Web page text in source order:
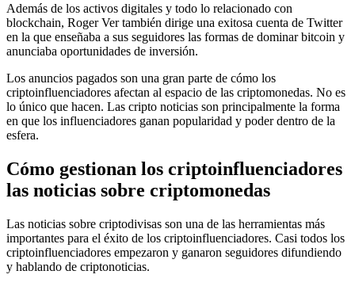
Además de los activos digitales y todo lo relacionado con
blockchain, Roger Ver también dirige una exitosa cuenta de Twitter
en la que enseñaba a sus seguidores las formas de dominar bitcoin y
anunciaba oportunidades de inversión.
Los anuncios pagados son una gran parte de cómo los
criptoinfluenciadores afectan al espacio de las criptomonedas. No es
lo único que hacen. Las cripto noticias son principalmente la forma
en que los influenciadores ganan popularidad y poder dentro de la
esfera.
Cómo gestionan los criptoinfluenciadores
las noticias sobre criptomonedas
Las noticias sobre criptodivisas son una de las herramientas más
importantes para el éxito de los criptoinfluenciadores. Casi todos los
criptoinfluenciadores empezaron y ganaron seguidores difundiendo
y hablando de criptonoticias.